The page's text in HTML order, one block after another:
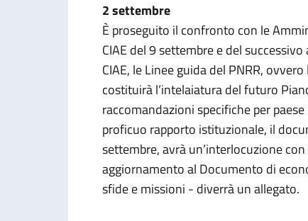
2 settembre
È proseguito il confronto con le
CIAE del 9 settembre e del
CIAE, le Linee guida del PNRR,
costituirà l’intelaiatura del futuro
raccomandazioni specifiche per
proficuo rapporto istituzionale, il
settembre, avrà un’interlocuzione
aggiornamento al Documento di
sfide e missioni - diverrà un allegato.